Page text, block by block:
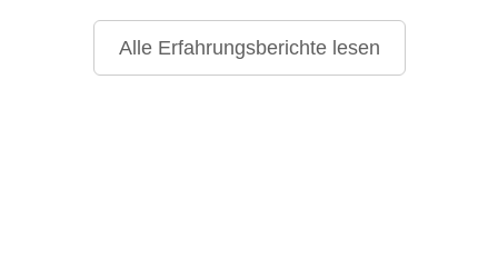
Alle Erfahrungsberichte lesen